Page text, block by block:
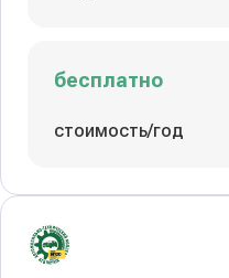
бесплатно
стоимость/год